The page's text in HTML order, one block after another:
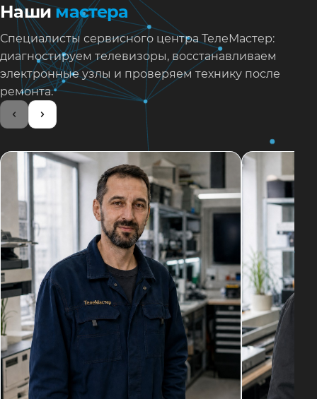
Нашимастера
Специалисты сервисного центра ТелеМастер:
диагностируем телевизоры, восстанавливаем
электронные узлы и проверяем технику после
ремонта.